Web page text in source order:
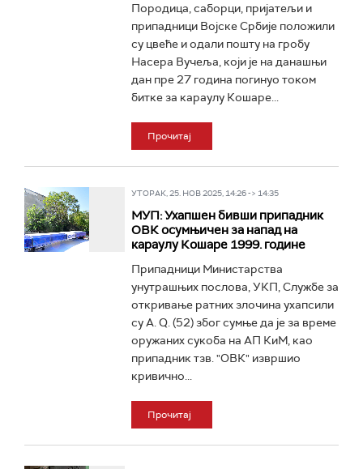
Породица, саборци, пријатељи и
припадници Војске Србије положили
су цвеће и одали пошту на гробу
Насера Вучеља, који је на данашњи
дан пре 27 година погинуо током
битке за караулу Кошаре...
Прочитај
УТОРАК, 25. НОВ 2025, 14:26 -> 14:35
МУП: Ухапшен бивши припадник
ОВК осумњичен за напад на
караулу Кошаре 1999. године
Припадници Министарства
унутрашњих послова, УКП, Службе за
откривање ратних злочина ухапсили
су А. Q. (52) због сумње да је за време
оружаних сукоба на АП КиМ, као
припадник тзв. "ОВК" извршио
кривично...
Прочитај